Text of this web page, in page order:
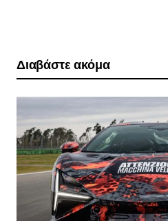
Διαβάστε ακόμα